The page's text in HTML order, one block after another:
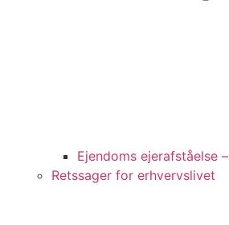
Ejendoms ejerafståelse
Retssager for erhvervslivet